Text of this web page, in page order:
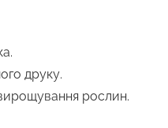
друку.
рослин.